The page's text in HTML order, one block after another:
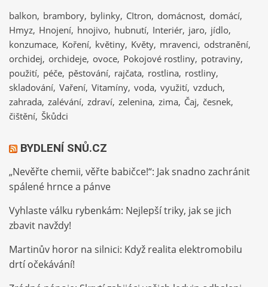
balkon brambory bylinky CItron domácnost domácí
Hmyz Hnojení hnojivo hubnutí Interiér jaro jídlo
konzumace Koření květiny Květy mravenci odstranění
orchidej orchideje ovoce Pokojové rostliny potraviny
použití péče pěstování rajčata rostlina rostliny
skladování Vaření Vitamíny voda využití vzduch
zahrada zalévání zdraví zelenina zima Čaj česnek
čištění Škůdci
BYDLENÍ SNŮ.CZ
„Nevěřte chemii, věřte babičce!“: Jak snadno zachránit
spálené hrnce a pánve
Vyhlaste válku rybenkám: Nejlepší triky, jak se jich
zbavit navždy!
Martinův horor na silnici: Když realita elektromobilu
drtí očekávání!